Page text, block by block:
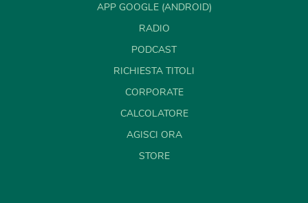
APP GOOGLE (ANDROID)
RADIO
PODCAST
RICHIESTA TITOLI
CORPORATE
CALCOLATORE
AGISCI ORA
STORE